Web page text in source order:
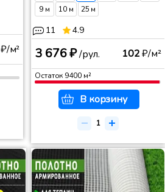
₽/м²
9 м
10 м 25 м
11 4.9
3 676 ₽/рул. 102₽/м²
Остаток 9400м²
В корзину